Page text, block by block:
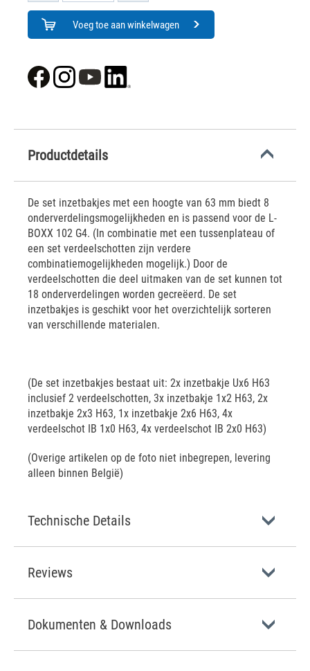
Voeg toe aan winkelwagen
Productdetails
De set inzetbakjes met een hoogte van 63 mm biedt 8
onderverdelingsmogelijkheden en is passend voor de L-
BOXX 102 G4. (In combinatie met een tussenplateau of
een set verdeelschotten zijn verdere
combinatiemogelijkheden mogelijk.) Door de
verdeelschotten die deel uitmaken van de set kunnen tot
18 onderverdelingen worden gecreëerd. De set
inzetbakjes is geschikt voor het overzichtelijk sorteren
van verschillende materialen.
(De set inzetbakjes bestaat uit: 2x inzetbakje Ux6 H63
inclusief 2 verdeelschotten, 3x inzetbakje 1x2 H63, 2x
inzetbakje 2x3 H63, 1x inzetbakje 2x6 H63, 4x
verdeelschot IB 1x0 H63, 4x verdeelschot IB 2x0 H63)
(Overige artikelen op de foto niet inbegrepen, levering
alleen binnen België)
Technische Details
Reviews
Dokumenten & Downloads